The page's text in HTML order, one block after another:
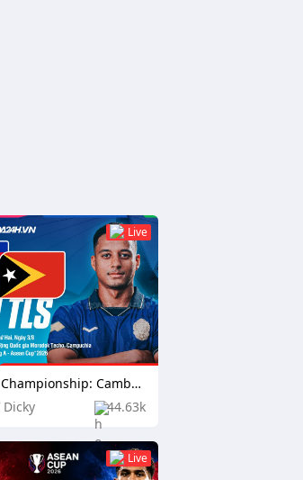
Live
Dicky 44.63k
ASEAN Championship: Cambodia vs Timor Leste
Live